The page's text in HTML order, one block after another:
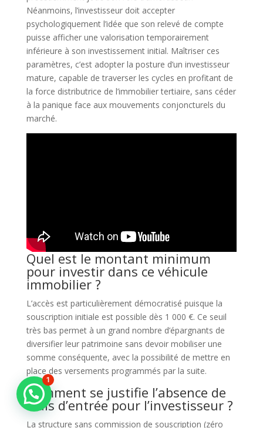
Néanmoins, l’investisseur doit accepter
psychologiquement l’idée que son relevé de compte
puisse afficher une valorisation temporairement
inférieure à son investissement initial. Maîtriser ces
paramètres, c’est adopter la posture d’un investisseur
mature, capable de traverser les cycles en profitant de
la force distributrice de l’immobilier tertiaire, sans céder
à la panique face aux mouvements conjoncturels du
marché.
Quel est le montant minimum
pour investir dans ce véhicule
immobilier ?
L’accès est particulièrement démocratisé puisque la
souscription initiale est possible dès 1 000 €. Ce seuil
très bas permet à un grand nombre d’épargnants de
diversifier leur patrimoine sans devoir mobiliser une
somme conséquente, avec la possibilité de mettre en
place des versements programmés par la suite.
Comment se justifie l’absence de
frais d’entrée pour l’investisseur ?
La structure sans commission de souscription (zéro
1